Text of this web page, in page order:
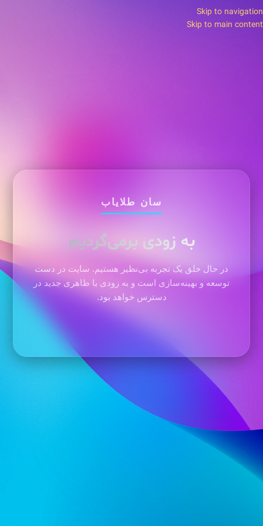
Skip to navigation
Skip to main content
سان طلایاب
به زودی برمی‌گردیم
در حال خلق یک تجربه بی‌نظیر هستیم. سایت در دست
توسعه و بهینه‌سازی است و به زودی با ظاهری جدید در
دسترس خواهد بود.